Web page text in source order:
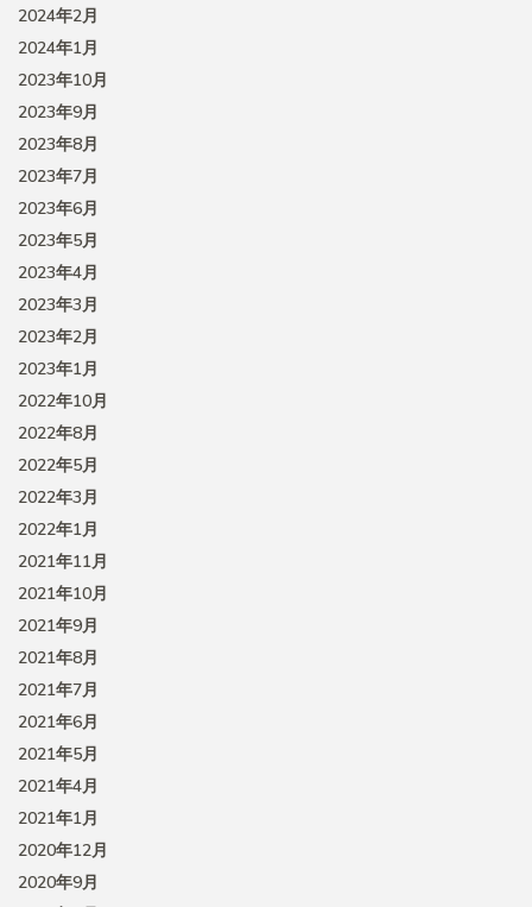
2024年2月
2024年1月
2023年10月
2023年9月
2023年8月
2023年7月
2023年6月
2023年5月
2023年4月
2023年3月
2023年2月
2023年1月
2022年10月
2022年8月
2022年5月
2022年3月
2022年1月
2021年11月
2021年10月
2021年9月
2021年8月
2021年7月
2021年6月
2021年5月
2021年4月
2021年1月
2020年12月
2020年9月